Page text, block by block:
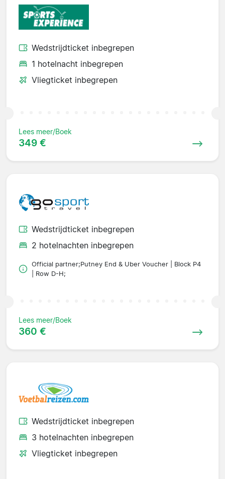
Wedstrijdticket inbegrepen
1 hotelnacht inbegrepen
Vliegticket inbegrepen
Lees meer/Boek
349 €
Wedstrijdticket inbegrepen
2 hotelnachten inbegrepen
Official partner;Putney End & Uber Voucher | Block P4
| Row D-H;
Lees meer/Boek
360 €
Wedstrijdticket inbegrepen
3 hotelnachten inbegrepen
Vliegticket inbegrepen